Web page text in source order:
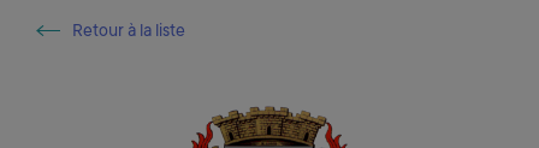
Retour à la liste
Retour à la liste